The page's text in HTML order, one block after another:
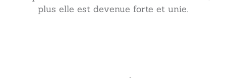
plus elle est devenue forte et unie.